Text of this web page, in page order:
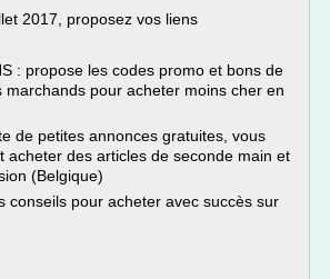
2017, proposez vos liens
: propose les codes promo et bons de
marchands pour acheter moins cher en
de petites annonces gratuites, vous
acheter des articles de seconde main et
(Belgique)
conseils pour acheter avec succès sur